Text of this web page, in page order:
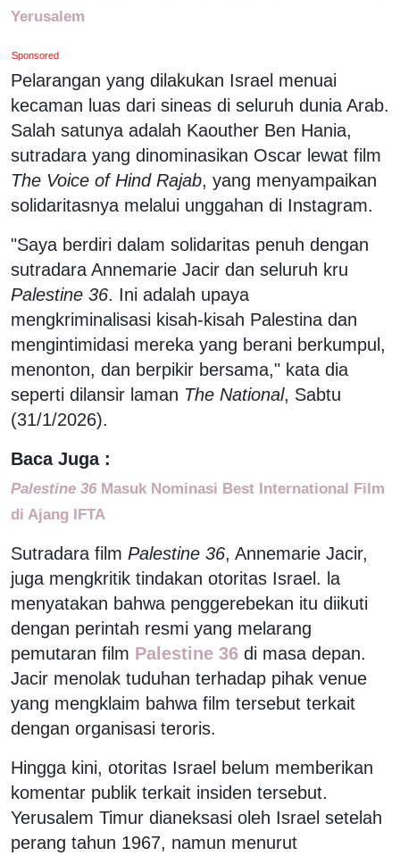
Yerusalem
Sponsored
Pelarangan yang dilakukan Israel menuai
kecaman luas dari sineas di seluruh dunia Arab.
Salah satunya adalah Kaouther Ben Hania,
sutradara yang dinominasikan Oscar lewat film
The Voice of Hind Rajab, yang menyampaikan
solidaritasnya melalui unggahan di Instagram.
"Saya berdiri dalam solidaritas penuh dengan
sutradara Annemarie Jacir dan seluruh kru
Palestine 36. Ini adalah upaya
mengkriminalisasi kisah-kisah Palestina dan
mengintimidasi mereka yang berani berkumpul,
menonton, dan berpikir bersama," kata dia
seperti dilansir laman The National, Sabtu
(31/1/2026).
Baca Juga :
Palestine 36 Masuk Nominasi Best International Film
di Ajang IFTA
Sutradara film Palestine 36, Annemarie Jacir,
juga mengkritik tindakan otoritas Israel. la
menyatakan bahwa penggerebekan itu diikuti
dengan perintah resmi yang melarang
pemutaran film Palestine 36 di masa depan.
Jacir menolak tuduhan terhadap pihak venue
yang mengklaim bahwa film tersebut terkait
dengan organisasi teroris.
Hingga kini, otoritas Israel belum memberikan
komentar publik terkait insiden tersebut.
Yerusalem Timur dianeksasi oleh Israel setelah
perang tahun 1967, namun menurut